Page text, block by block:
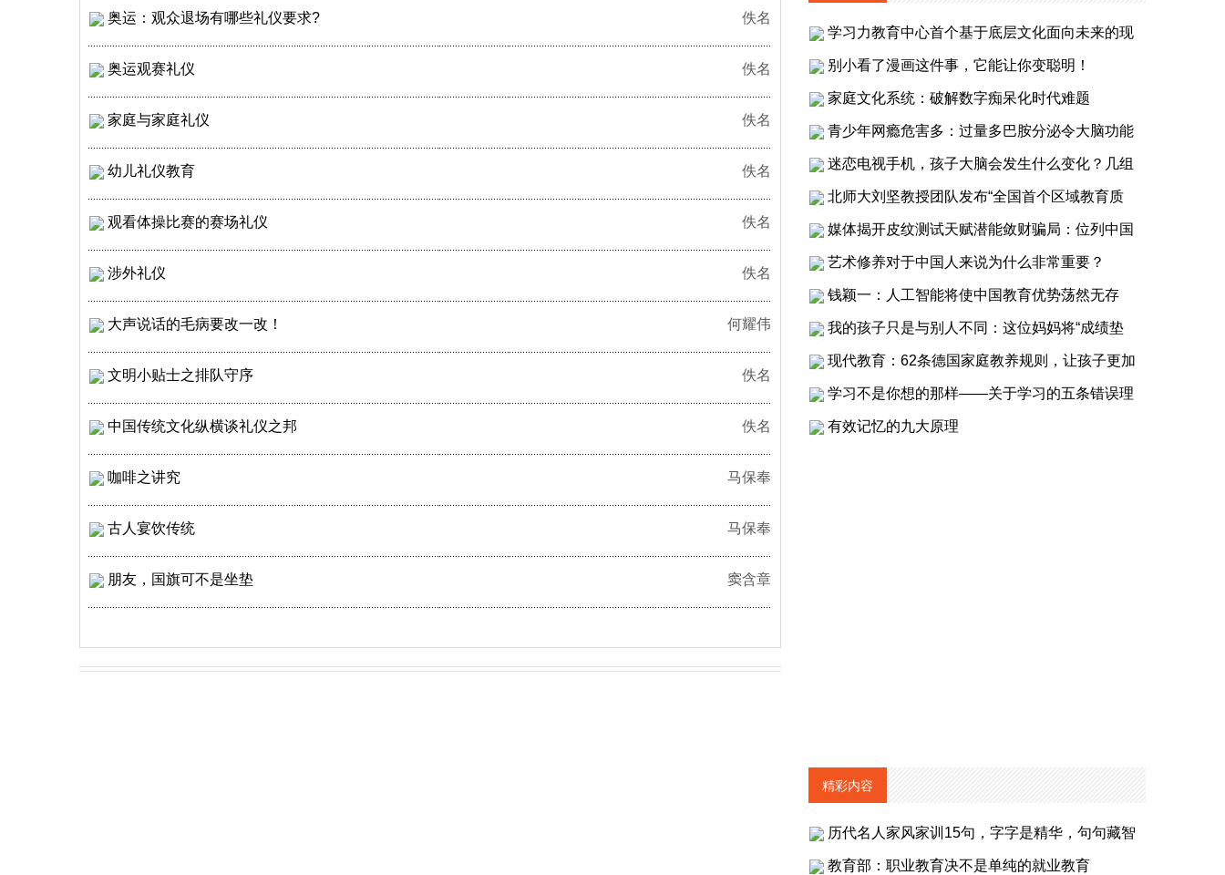
奥运：观众退场有哪些礼仪要求? 佚名
奥运观赛礼仪 佚名
家庭与家庭礼仪 佚名
幼儿礼仪教育 佚名
观看体操比赛的赛场礼仪 佚名
涉外礼仪 佚名
大声说话的毛病要改一改！ 何耀伟
文明小贴士之排队守序 佚名
中国传统文化纵横谈礼仪之邦 佚名
咖啡之讲究 马保奉
古人宴饮传统 马保奉
朋友，国旗可不是坐垫 窦含章
学习力教育中心首个基于底层文化面向未来的现
别小看了漫画这件事，它能让你变聪明！
家庭文化系统：破解数字痴呆化时代难题
青少年网瘾危害多：过量多巴胺分泌令大脑功能
迷恋电视手机，孩子大脑会发生什么变化？几组
北师大刘坚教授团队发布“全国首个区域教育质
媒体揭开皮纹测试天赋潜能敛财骗局：位列中国
艺术修养对于中国人来说为什么非常重要？
钱颖一：人工智能将使中国教育优势荡然无存
我的孩子只是与别人不同：这位妈妈将“成绩垫
现代教育：62条德国家庭教养规则，让孩子更加
学习不是你想的那样——关于学习的五条错误理
有效记忆的九大原理
精彩内容
历代名人家风家训15句，字字是精华，句句藏智
教育部：职业教育决不是单纯的就业教育